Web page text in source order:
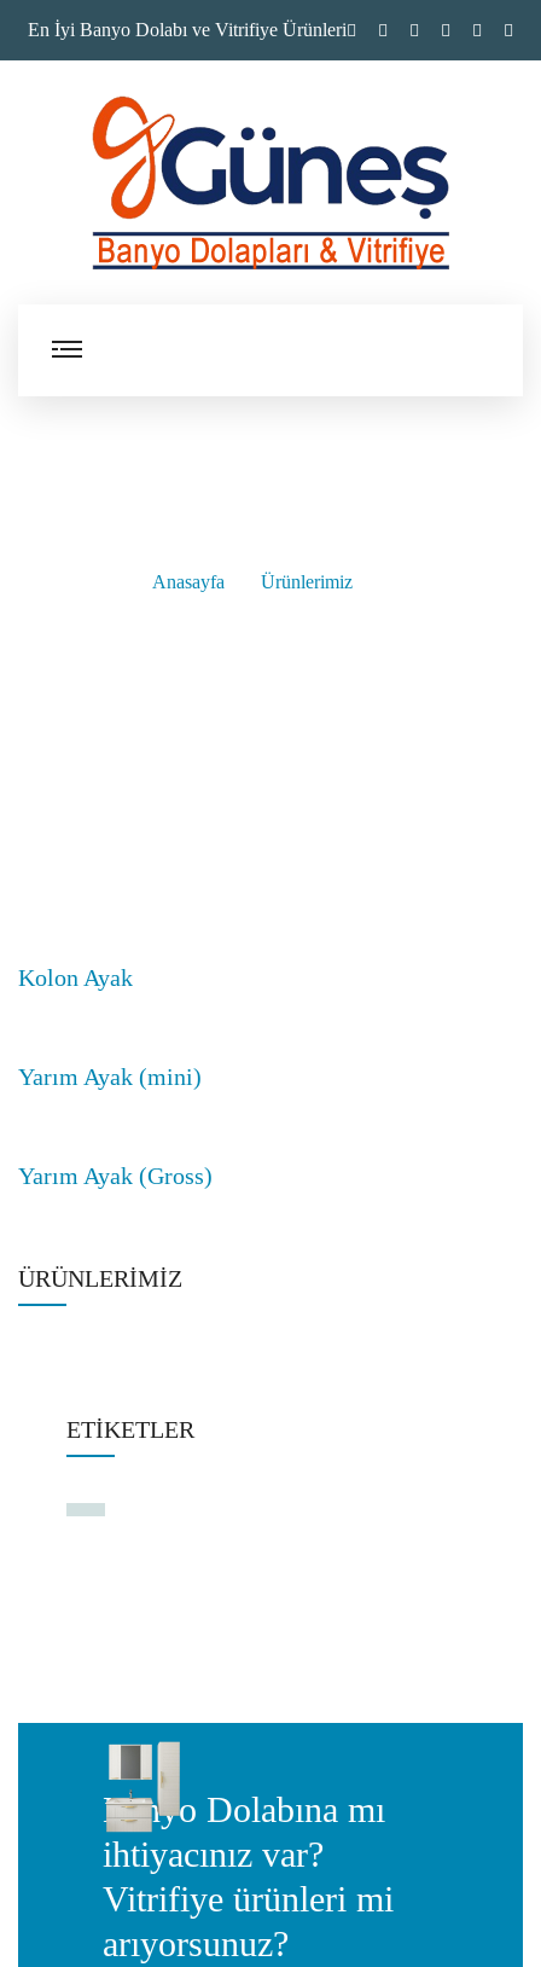
En İyi Banyo Dolabı ve Vitrifiye Ürünleri
Anasayfa Ürünlerimiz
Kolon Ayak
Yarım Ayak (mini)
Yarım Ayak (Gross)
ÜRÜNLERIMIZ
ETIKETLER
Banyo Dolabına mı
ihtiyacınız var?
Vitrifiye ürünleri mi
arıyorsunuz?